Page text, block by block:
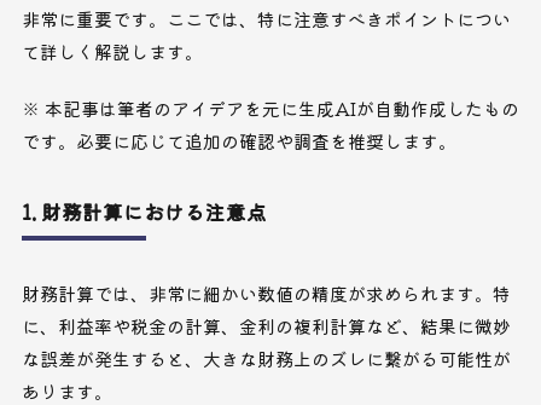
非常に重要です。ここでは、特に注意すべきポイントについ
て詳しく解説します。
※ 本記事は筆者のアイデアを元に生成AIが自動作成したもの
です。必要に応じて追加の確認や調査を推奨します。
1. 財務計算における注意点
財務計算では、非常に細かい数値の精度が求められます。特
に、利益率や税金の計算、金利の複利計算など、結果に微妙
な誤差が発生すると、大きな財務上のズレに繋がる可能性が
あります。